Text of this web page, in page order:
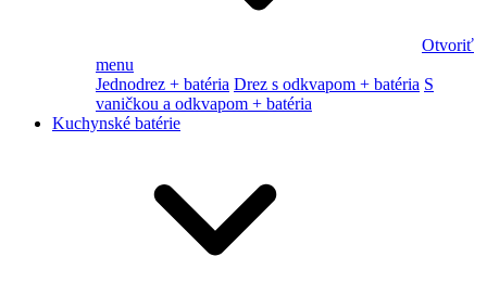
Otvoriť
menu
Jednodrez + batéria Drez s odkvapom + batéria S
vaničkou a odkvapom + batéria
Kuchynské batérie